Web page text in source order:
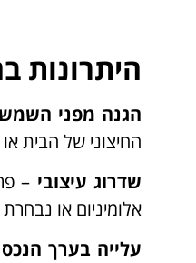
היתרונות
הגנה מפני השמש
החיצוני של הבית
שדרוג עיצובי –
אלומיניום או
עלייה בערך הנכס